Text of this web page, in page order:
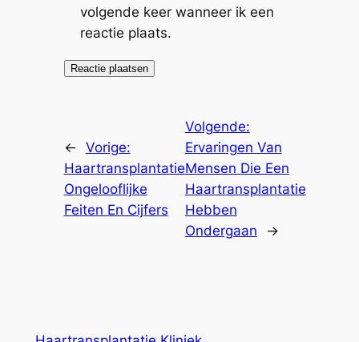
volgende keer wanneer ik een
reactie plaats.
← Vorige:
Haartransplantatie
Ongelooflijke
Feiten En Cijfers
Volgende:
Ervaringen Van
Mensen Die Een
Haartransplantatie
Hebben
Ondergaan
→